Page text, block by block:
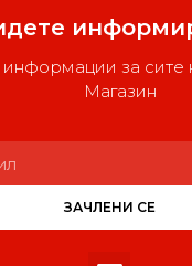
информации за сите
Магазин
ЗАЧЛЕНИ СЕ